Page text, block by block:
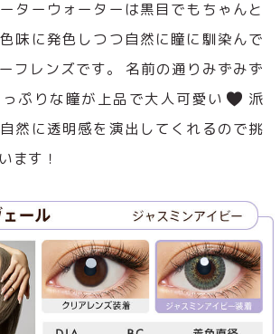
ターウォーターは黒目でもちゃんと
味に発色しつつ自然に瞳に馴染んで
フレンズです。 名前の通りみずみず
ぷりな瞳が上品で大人可愛い
派
然に透明感を演出してくれるので挑
ます！